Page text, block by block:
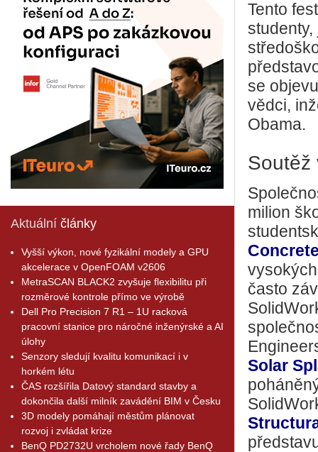
Aktuální články
Vyšší výkon, nové fyzikální modely a GPU
akcelerace v OpenFOAM v2606
MetraSCAN BLACK2 zvyšuje flexibilitu při
rozměrové kontrole přímo ve výrobě
Dell Pro Precision 7 R1 – 1U racková
pracovní stanice pro náročné inženýrské a AI
úlohy
Senzory sledují kvalitu komunikací i v
horkém létu
ČAS rozšířila Datový standard stavby a
dokončila další milník zavádění BIM v Česku
3D modely pomáhají městům plánovat
rozvoj i zvládat krize
BenQ PD2732U vrcholem nové řady BenQ
Tento
se
vědci,
Obama.
Soutěž
milion
často
Solar